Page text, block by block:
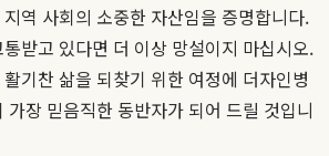
역 사회의 소중한 자산임을 증명합니다.
받고 있다면 더 이상 망설이지 마십시오.
기찬 삶을 되찾기 위한 여정에 더자인병
가장 믿음직한 동반자가 되어 드릴 것입니